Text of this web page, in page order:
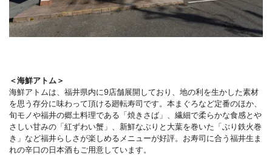
＜海鮮アトム＞
海鮮アトムは、福井県内に9店舗展開しており、地の利を生かした素材
を思う存分に味わって頂ける廻転寿司です。本まぐろなど定番のほか、
旬モノや福井の郷土料理である「焼きさば」、繊細で柔らかな食感とや
さしい甘みの「紅ずわい蟹」、新鮮なぶりと大葉を巻いた「ぶり鉄火巻
き」など福井らしさが楽しめるメニューが好評。お寿司に合う福井生ま
れの辛口の日本酒もご用意しています。